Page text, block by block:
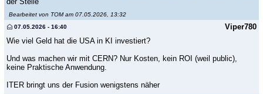
Bearbeitet von TOM am 07.05.2026, 13:32
Viper780
07.05.2026 - 16:40
Wie viel Geld hat die USA in KI investiert?
Und was machen wir mit CERN? Nur Kosten, kein ROI (weil public),
keine Praktische Anwendung.
ITER bringt uns der Fusion wenigstens näher